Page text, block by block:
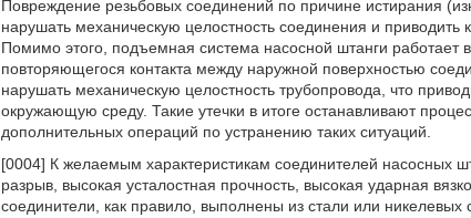
Повреждение резьбовых соединений по причине истирания
нарушать механическую целостность соединения и
Помимо этого, подъемная система насосной штанги работает
повторяющегося контакта между наружной поверхностью
нарушать механическую целостность трубопровода, что
окружающую среду. Такие утечки в итоге останавливают
дополнительных операций по устранению таких ситуаций.
[0004] К желаемым характеристикам соединителей насосных
разрыв, высокая усталостная прочность, высокая ударная
соединители, как правило, выполнены из стали или